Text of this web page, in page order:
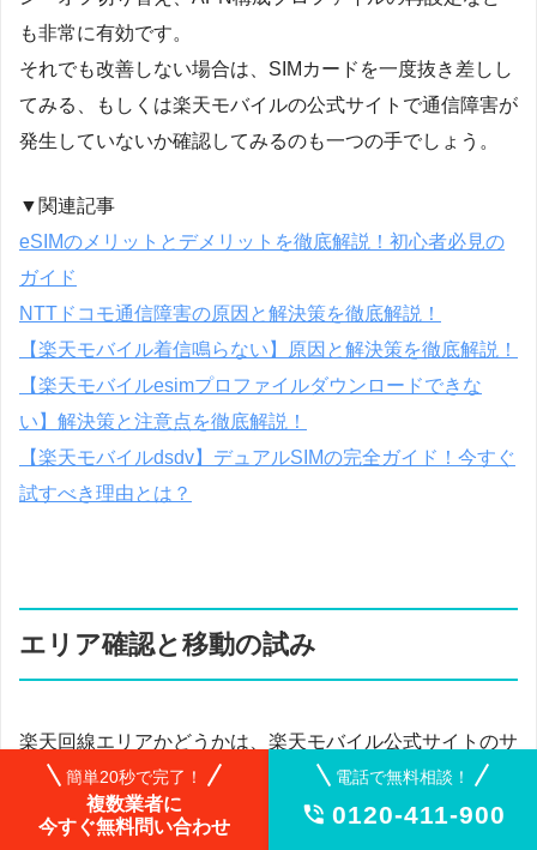
も非常に有効です。
それでも改善しない場合は、SIMカードを一度抜き差しし
てみる、もしくは楽天モバイルの公式サイトで通信障害が
発生していないか確認してみるのも一つの手でしょう。
▼関連記事
eSIMのメリットとデメリットを徹底解説！初心者必見の
ガイド
NTTドコモ通信障害の原因と解決策を徹底解説！
【楽天モバイル着信鳴らない】原因と解決策を徹底解説！
【楽天モバイルesimプロファイルダウンロードできな
い】解決策と注意点を徹底解説！
【楽天モバイルdsdv】デュアルSIMの完全ガイド！今すぐ
試すべき理由とは？
エリア確認と移動の試み
楽天回線エリアかどうかは、楽天モバイル公式サイトのサ
ービスエリアマップで手軽に確認できます。住所や施設名
で検索すると、4Gや5Gといった電波の対応状況が地図上
簡単20秒で完了！
複数業者に
今すぐ無料問い合わせ
電話で無料相談！
 0120-411-900